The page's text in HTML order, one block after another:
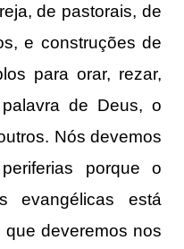
de pastorais, de
e construções de
para orar, rezar,
de Deus, o
Nós devemos
porque o
evangélicas está
deveremos nos